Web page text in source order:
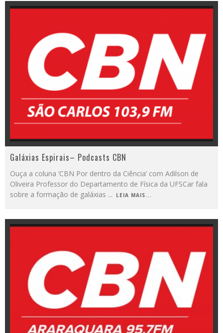
Galáxias Espirais– Podcasts CBN
Ouça a coluna ‘CBN Por dentro da Ciência’ com Adilson de
Oliveira Professor do Departamento de Física da UFSCar fala
sobre a formação de galáxias ... LEIA MAIS...